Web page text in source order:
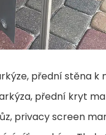
přední stěna k
přední kryt
privacy screen